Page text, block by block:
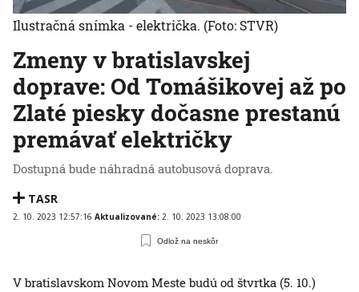
Zmeny v bratislavskej
doprave: Od Tomášikovej až po
Zlaté piesky dočasne prestanú
premávať električky
Dostupná bude náhradná autobusová doprava.
TASR
2. 10. 2023 12:57:16 Aktualizované: 2. 10. 2023 13:08:00
Odlož na neskôr
Ilustračná snímka - električka. (Foto: STVR)
V bratislavskom Novom Meste budú od štvrtka (5. 10.)